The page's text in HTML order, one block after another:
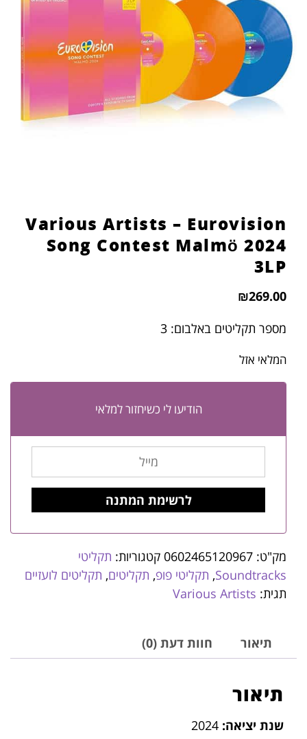
format_underlined הוסף קו תחתון לקישורים
font_download סמן קישורים
לאפס
כל
האפשרויות
cached
Various Artists – Eurovision
Song Contest Malmö 2024
3LP
₪269.00
מספר תקליטים באלבום: 3
המלאי אזל
הודיעו לי כשיחזור למלאי
מק"ט: 0602465120967 קטגוריות: תקליטי
Soundtracks
, תקליטי פופ, תקליטים, תקליטים לועזיים
תגית: Various Artists
תיאור חוות דעת (0)
תיאור
שנת יציאה: